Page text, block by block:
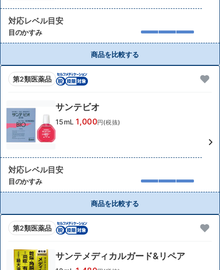
対応レベル目安
目のかすみ
商品を比較する
第2類医薬品
サンテビオ
15mL 1,000円(税抜)
対応レベル目安
目のかすみ
商品を比較する
第2類医薬品
サンテメディカルガード&リペア